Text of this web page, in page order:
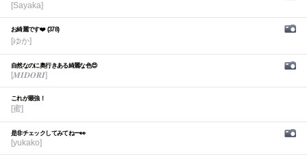
[Sayaka]
お綺麗です❤️ (378)
[ゆか]
自然なのに奥行きある綺麗な色😍
[𝑴𝑰𝑫𝑶𝑹𝑰]
これが最強！
[蜜]
是非チェックしてみてねー👀
[yukako]